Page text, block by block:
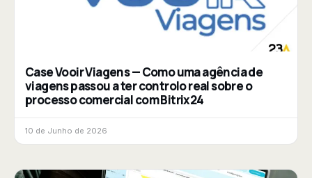
Case Vooir Viagens — Como uma agência de
viagens passou a ter controlo real sobre o
processo comercial com Bitrix24
10 de Junho de 2026